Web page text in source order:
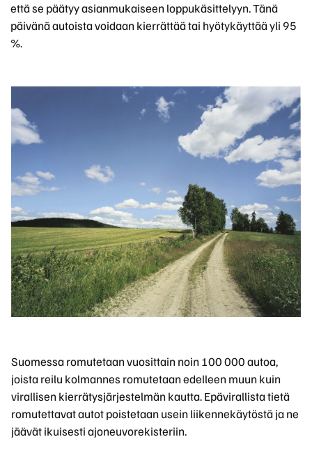
että se päätyy asianmukaiseen loppukäsittelyyn. Tänä
päivänä autoista voidaan kierrättää tai hyötykäyttää yli 95
%.
Suomessa romutetaan vuosittain noin 100 000 autoa,
joista reilu kolmannes romutetaan edelleen muun kuin
virallisen kierrätysjärjestelmän kautta. Epävirallista tietä
romutettavat autot poistetaan usein liikennekäytöstä ja ne
jäävät ikuisesti ajoneuvorekisteriin.